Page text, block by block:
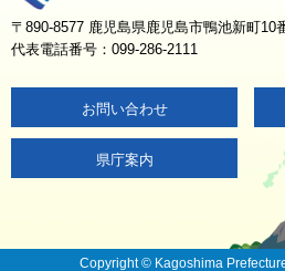
〒890-8577 鹿児島県鹿児島市鴨池新町10
代表電話番号：099-286-2111
お問い合わせ
県庁案内
Copyright © Kagoshima